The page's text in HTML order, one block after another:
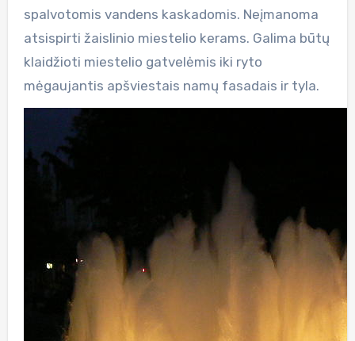
spalvotomis vandens kaskadomis. Neįmanoma
atsispirti žaislinio miestelio kerams. Galima būtų
klaidžioti miestelio gatvelėmis iki ryto
mėgaujantis apšviestais namų fasadais ir tyla.